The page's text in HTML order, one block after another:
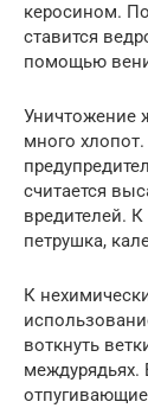
керосином.
ставится
помощью
Уничтожение
много
считается
вредителей.
петрушка,
К
воткнуть
междурядьях.